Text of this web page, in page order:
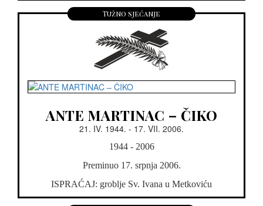
Tužno sjećanje
ANTE MARTINAC – ČIKO
21. IV. 1944. - 17. VII. 2006.
1944 - 2006
Preminuo 17. srpnja 2006.
ISPRAĆAJ: groblje Sv. Ivana u Metkoviću